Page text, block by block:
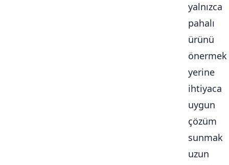
yalnızca
pahalı
ürünü
önermek
yerine
ihtiyaca
uygun
çözüm
sunmak
uzun